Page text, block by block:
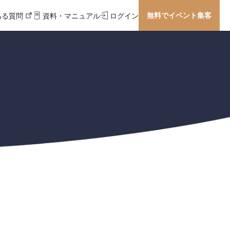
質問 資料・マニュアル ログイン 無料でイベント集客